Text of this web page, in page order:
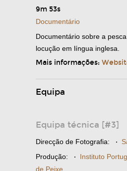
9m 53s
Documentário
Documentário sobre a
locução em língua inglesa.
Mais informações:
Equipa
Equipa técnica [#3]
Direcção de Fotografia: ·
Produção: · Instituto
de Peixe